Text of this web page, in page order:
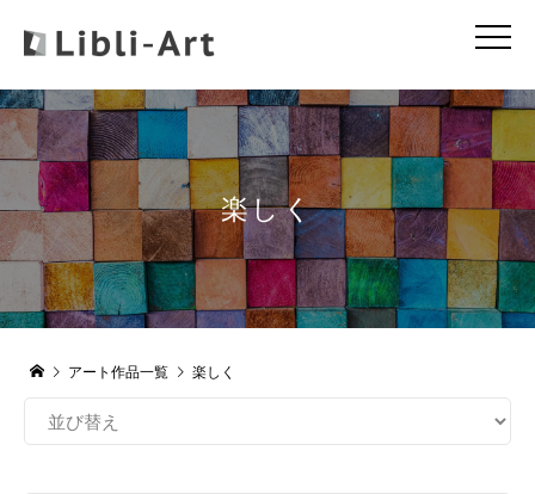
楽しく
アート作品一覧 楽しく